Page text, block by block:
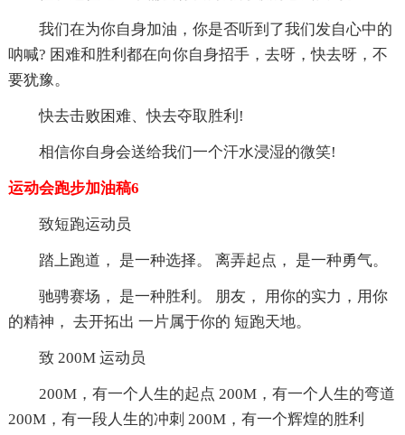
我们在为你自身加油，你是否听到了我们发自心中的
呐喊? 困难和胜利都在向你自身招手，去呀，快去呀，不
要犹豫。
快去击败困难、快去夺取胜利!
相信你自身会送给我们一个汗水浸湿的微笑!
运动会跑步加油稿6
致短跑运动员
踏上跑道， 是一种选择。 离弄起点， 是一种勇气。
驰骋赛场， 是一种胜利。 朋友， 用你的实力，用你
的精神， 去开拓出 一片属于你的 短跑天地。
致 200M 运动员
200M，有一个人生的起点 200M，有一个人生的弯道
200M，有一段人生的冲刺 200M，有一个辉煌的胜利